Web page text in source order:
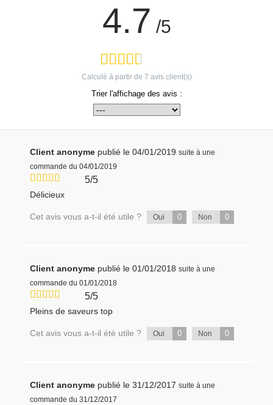
4.7 /5
Calculé à partir de 7 avis client(s)
Trier l'affichage des avis :
Client anonyme publié le 04/01/2019 suite à une
commande du 04/01/2019
5/5
Délicieux
Cet avis vous a-t-il été utile ? Oui 0 Non 0
Client anonyme publié le 01/01/2018 suite à une
commande du 01/01/2018
5/5
Pleins de saveurs top
Cet avis vous a-t-il été utile ? Oui 0 Non 0
Client anonyme publié le 31/12/2017 suite à une
commande du 31/12/2017